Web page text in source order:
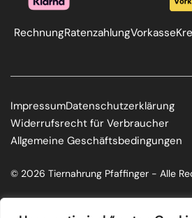
RechnungRatenzahlungVorkasse
ImpressumDatenschutzerklärung
Widerrufsrecht für Verbraucher
Allgemeine Geschäftsbedingungen
© 2026 Tiernahrung Pfaffinger - Alle
a
c
n